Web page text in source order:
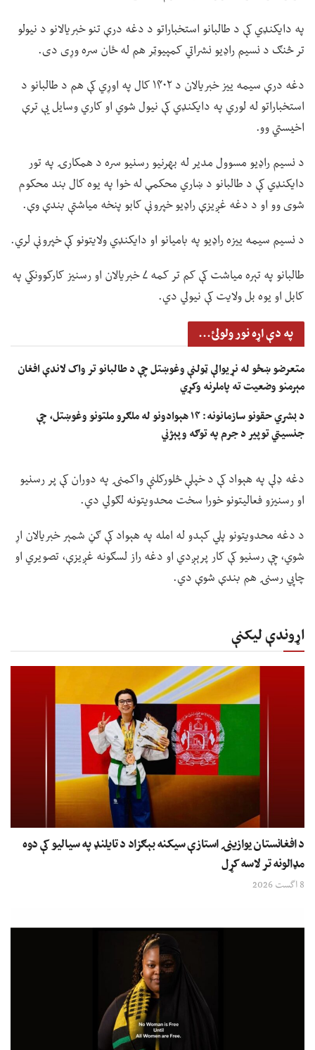
په دایکنډي کې د طالبانو استخباراتو د دغه درې تنو خبریالانو د نیولو
تر څنګ د نسیم راډیو نشراتي کمپيوټر هم له ځان سره وړی دی.
دغه درې سیمه ییز خبریالان د ۱۴۰۲ کال په اوړي کې هم د طالبانو د
استخباراتو له لوري په دایکنډي کې نیول شوي او کاري وسایل یې ترې
اخیستي وو.
د نسیم راډیو مسوول مدیر له بهرنیو رسنیو سره د همکارۍ په تور
دایکنډي کې د طالبانو د ښاري محکمې له خوا په یوه کال بند محکوم
شوی وو او د دغه غږیزې راډیو خپرونې کابو پنخه میاشتې بندې وې.
د نسیم سیمه ییزه راډیو په بامیانو او دایکنډي ولایتونو کې خپرونې لري.
طالبانو په تېره میاشت کې کم تر کمه ۷ خبریالان او رسنیز کارکوونکي په
کابل او یوه بل ولایت کې نیولي دي.
په دې اړه نور ولولئ...
متعرضو ښځو له نړیوالې ټولنې وغوښتل چې د طالبانو تر واک لاندې افغان
مېرمنو وضعیت ته پاملرنه وکړي
د بشري حقونو سازمانونه: ۱۴ هېوادونو له ملګرو ملتونو وغوښتل، چې
جنسیتي توپير د جرم په توګه وپېژني
دغه ډلې په هېواد کې د خپلې څلورکلنې واکمنۍ په دوران کې پر رسنیو
او رسنیزو فعالیتونو خورا سخت محدویتونه لګولي دي.
د دغه محدویتونو پلي کېدو له امله په هېواد کې ګڼ شمېر خبریالان اړ
شوي، چې رسنیو کې کار پرېږدي او دغه راز لسګونه غږیزې، تصویري او
چاپي رسنۍ هم بندې شوې دي.
اړوندې لیکنې
د افغانستان یوازینۍ استازې سیکنه بېګزاد د تایلنډ په سیالیو کې دوه
مډالونه تر لاسه کړل
8 اگست 2026